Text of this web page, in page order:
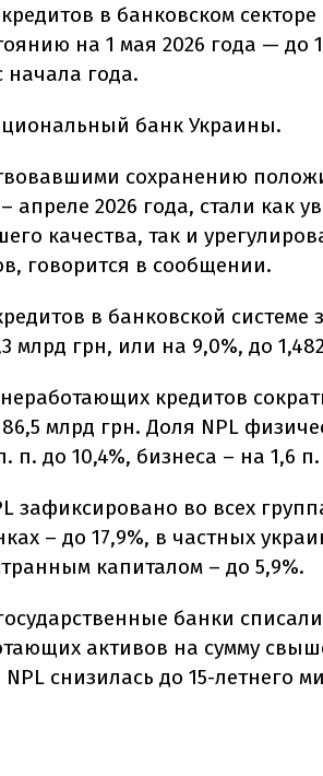
в банковском
на 1 мая 2026 года — до
начала года.
банк Украины.
сохранению
апреле 2026 года, стали как
качества, так и
говорится в сообщении.
в банковской системе
млрд грн, или на 9,0%, до
кредитов
млрд грн. Доля NPL
до 10,4%, бизнеса – на 1,6 п.
зафиксировано во всех
– до 17,9%, в частных
капиталом – до 5,9%.
банки
активов на сумму
NPL снизилась до 15-летнего